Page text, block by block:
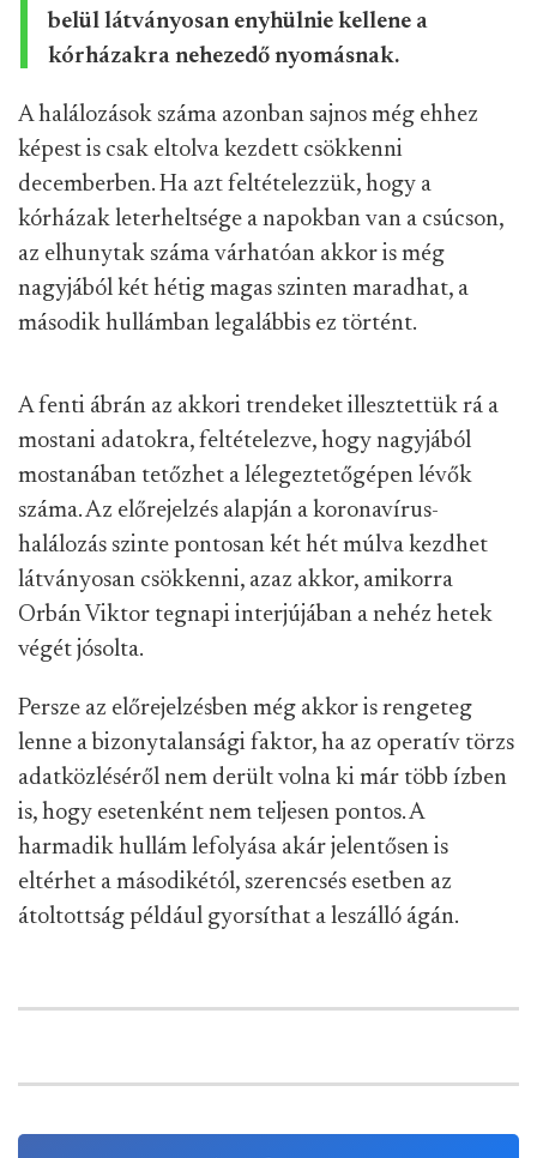
belül látványosan enyhülnie kellene a
kórházakra nehezedő nyomásnak.
A halálozások száma azonban sajnos még ehhez
képest is csak eltolva kezdett csökkenni
decemberben. Ha azt feltételezzük, hogy a
kórházak leterheltsége a napokban van a csúcson,
az elhunytak száma várhatóan akkor is még
nagyjából két hétig magas szinten maradhat, a
második hullámban legalábbis ez történt.
A fenti ábrán az akkori trendeket illesztettük rá a
mostani adatokra, feltételezve, hogy nagyjából
mostanában tetőzhet a lélegeztetőgépen lévők
száma. Az előrejelzés alapján a koronavírus-
halálozás szinte pontosan két hét múlva kezdhet
látványosan csökkenni, azaz akkor, amikorra
Orbán Viktor tegnapi interjújában a nehéz hetek
végét jósolta.
Persze az előrejelzésben még akkor is rengeteg
lenne a bizonytalansági faktor, ha az operatív törzs
adatközléséről nem derült volna ki már több ízben
is, hogy esetenként nem teljesen pontos. A
harmadik hullám lefolyása akár jelentősen is
eltérhet a másodikétól, szerencsés esetben az
átoltottság például gyorsíthat a leszálló ágán.